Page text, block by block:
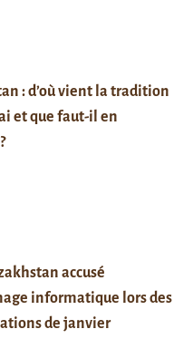
: d’où vient la tradition
et que faut-il en
accusé
informatique lors des
de janvier